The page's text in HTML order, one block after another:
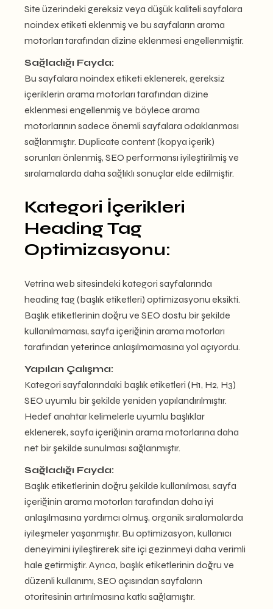
Site üzerindeki gereksiz veya düşük kaliteli sayfalara
noindex etiketi eklenmiş ve bu sayfaların arama
motorları tarafından dizine eklenmesi engellenmiştir.
Sağladığı Fayda:
Bu sayfalara noindex etiketi eklenerek, gereksiz
içeriklerin arama motorları tarafından dizine
eklenmesi engellenmiş ve böylece arama
motorlarının sadece önemli sayfalara odaklanması
sağlanmıştır. Duplicate content (kopya içerik)
sorunları önlenmiş, SEO performansı iyileştirilmiş ve
sıralamalarda daha sağlıklı sonuçlar elde edilmiştir.
Kategori İçerikleri
Heading Tag
Optimizasyonu:
Vetrina web sitesindeki kategori sayfalarında
heading tag (başlık etiketleri) optimizasyonu eksikti.
Başlık etiketlerinin doğru ve SEO dostu bir şekilde
kullanılmaması, sayfa içeriğinin arama motorları
tarafından yeterince anlaşılmamasına yol açıyordu.
Yapılan Çalışma:
Kategori sayfalarındaki başlık etiketleri (H1, H2, H3)
SEO uyumlu bir şekilde yeniden yapılandırılmıştır.
Hedef anahtar kelimelerle uyumlu başlıklar
eklenerek, sayfa içeriğinin arama motorlarına daha
net bir şekilde sunulması sağlanmıştır.
Sağladığı Fayda:
Başlık etiketlerinin doğru şekilde kullanılması, sayfa
içeriğinin arama motorları tarafından daha iyi
anlaşılmasına yardımcı olmuş, organik sıralamalarda
iyileşmeler yaşanmıştır. Bu optimizasyon, kullanıcı
deneyimini iyileştirerek site içi gezinmeyi daha verimli
hale getirmiştir. Ayrıca, başlık etiketlerinin doğru ve
düzenli kullanımı, SEO açısından sayfaların
otoritesinin artırılmasına katkı sağlamıştır.